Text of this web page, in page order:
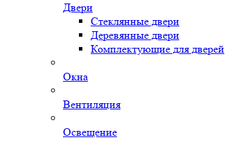
Двери
Стеклянные двери
Деревянные двери
Комплектующие для дверей
Окна
Вентиляция
Освещение